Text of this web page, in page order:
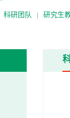
科研团队 | 研究生